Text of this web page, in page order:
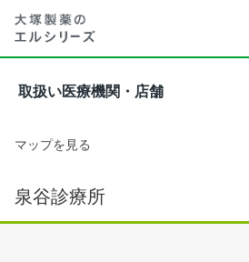
取扱い医療機関・店舗
マップを見る
泉谷診療所